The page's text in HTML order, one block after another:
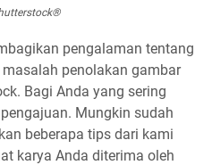
pengalaman tentang
penolakan gambar
Bagi Anda yang sering
Mungkin sudah
beberapa tips dari kami
karya Anda diterima oleh